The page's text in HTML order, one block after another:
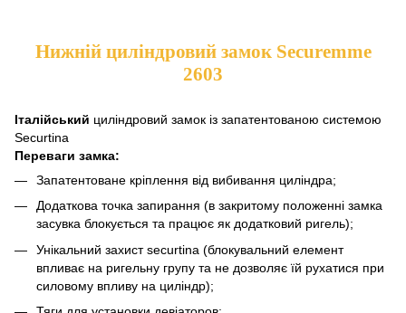
Нижній циліндровий замок Securemme
2603
Італійський циліндровий замок із запатентованою системою
Securtina
Переваги замка:
Запатентоване кріплення від вибивання циліндра;
Додаткова точка запирання (в закритому положенні замка
засувка блокується та працює як додатковий ригель);
Унікальний захист securtina (блокувальний елемент
впливає на ригельну групу тa не дозволяє їй рухатися при
силовому впливу на циліндр);